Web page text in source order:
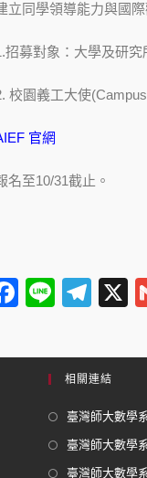
立同學領導能力與國
招募對象：大學及研究
校園義工大使
官網
名至10/31截止。
F
c
Li
e
T
e
gr
a
m
X
相關連結
臺灣師大數學
臺灣師大數學
臺灣師大數學